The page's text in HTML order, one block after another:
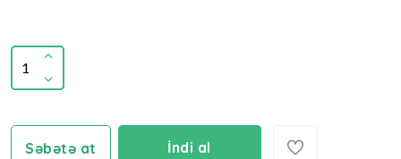
Səbətə at İndi al